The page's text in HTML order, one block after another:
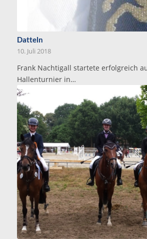
Datteln
10. Juli 2018
Frank Nachtigall startete erfolgreich
Hallenturnier in…